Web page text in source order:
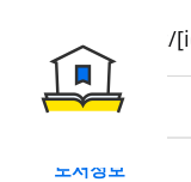
book/rent/
대여
도서정보